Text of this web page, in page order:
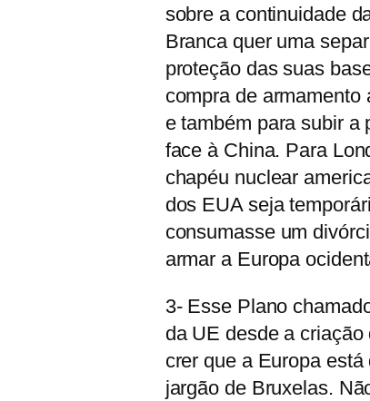
sobre a continuidade
Branca quer uma
proteção das suas
compra de
e também para subir a
face à China. Para
chapéu nuclear
dos EUA seja
consumasse um
armar a Europa
3- Esse Plano
da UE desde a
crer que a Europa está
jargão de Bruxelas.